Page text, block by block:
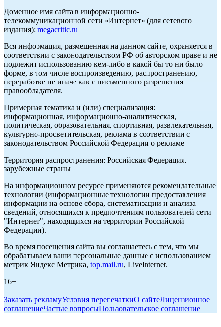
Доменное имя сайта в информационно-
телекоммуникационной сети «Интернет» (для сетевого
издания): megacritic.ru
Вся информация, размещенная на данном сайте, охраняется в
соответствии с законодательством РФ об авторском праве и не
подлежит использованию кем-либо в какой бы то ни было
форме, в том числе воспроизведению, распространению,
переработке не иначе как с письменного разрешения
правообладателя.
Примерная тематика и (или) специализация:
информационная, информационно-аналитическая,
политическая, образовательная, спортивная, развлекательная,
культурно-просветительская, реклама в соответствии с
законодательством Российской Федерации о рекламе
Территория распространения: Российская Федерация,
зарубежные страны
На информационном ресурсе применяются рекомендательные
технологии (информационные технологии предоставления
информации на основе сбора, систематизации и анализа
сведений, относящихся к предпочтениям пользователей сети
"Интернет", находящихся на территории Российской
Федерации).
Во время посещения сайта вы соглашаетесь с тем, что мы
обрабатываем ваши персональные данные с использованием
метрик Яндекс Метрика, top.mail.ru, LiveInternet.
16+
Заказать рекламуУсловия перепечаткиО сайтеЛицензионное
соглашениеЧастые вопросыПользовательское соглашение